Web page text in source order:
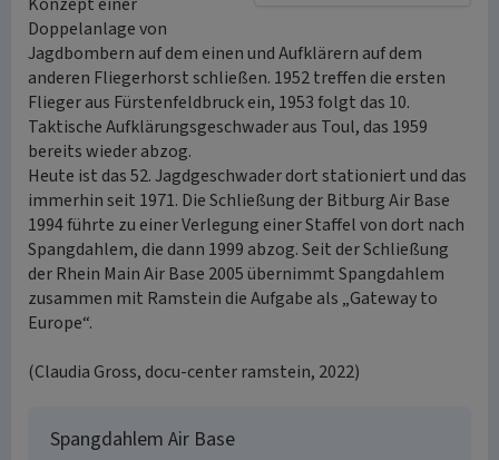
Doppelanlage von
Jagdbombern auf dem einen und Aufklärern auf dem
anderen Fliegerhorst schließen. 1952 treffen die ersten
Flieger aus Fürstenfeldbruck ein, 1953 folgt das 10.
Taktische Aufklärungsgeschwader aus Toul, das 1959
bereits wieder abzog.
Heute ist das 52. Jagdgeschwader dort stationiert und das
immerhin seit 1971. Die Schließung der Bitburg Air Base
1994 führte zu einer Verlegung einer Staffel von dort nach
Spangdahlem, die dann 1999 abzog. Seit der Schließung
der Rhein Main Air Base 2005 übernimmt Spangdahlem
zusammen mit Ramstein die Aufgabe als „Gateway to
Europe“.
(Claudia Gross, docu-center ramstein, 2022)
Spangdahlem Air Base